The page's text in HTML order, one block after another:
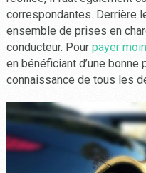
correspondantes. Derrière
ensemble de prises en
conducteur. Pour payer
en bénéficiant d’une
connaissance de tous les